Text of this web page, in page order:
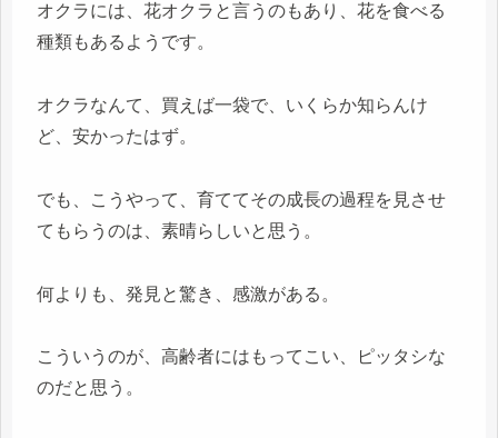
オクラには、花オクラと言うのもあり、花を食べる
種類もあるようです。
オクラなんて、買えば一袋で、いくらか知らんけ
ど、安かったはず。
でも、こうやって、育ててその成長の過程を見させ
てもらうのは、素晴らしいと思う。
何よりも、発見と驚き、感激がある。
こういうのが、高齢者にはもってこい、ピッタシな
のだと思う。